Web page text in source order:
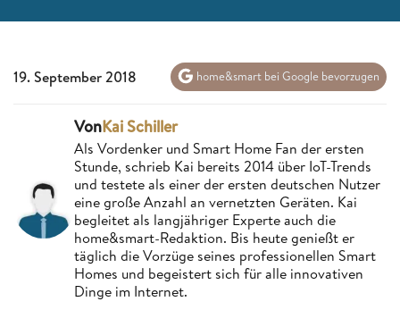
19. September 2018 home&smart bei Google bevorzugen
VonKai Schiller
Als Vordenker und Smart Home Fan der ersten
Stunde, schrieb Kai bereits 2014 über IoT-Trends
und testete als einer der ersten deutschen Nutzer
eine große Anzahl an vernetzten Geräten. Kai
begleitet als langjähriger Experte auch die
home&smart-Redaktion. Bis heute genießt er
täglich die Vorzüge seines professionellen Smart
Homes und begeistert sich für alle innovativen
Dinge im Internet.